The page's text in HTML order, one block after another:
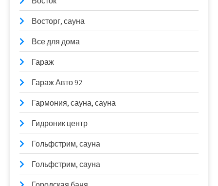
Восторг, сауна
Все для дома
Гараж
Гараж Авто 92
Гармония, сауна, сауна
Гидроник центр
Гольфстрим, сауна
Гольфстрим, сауна